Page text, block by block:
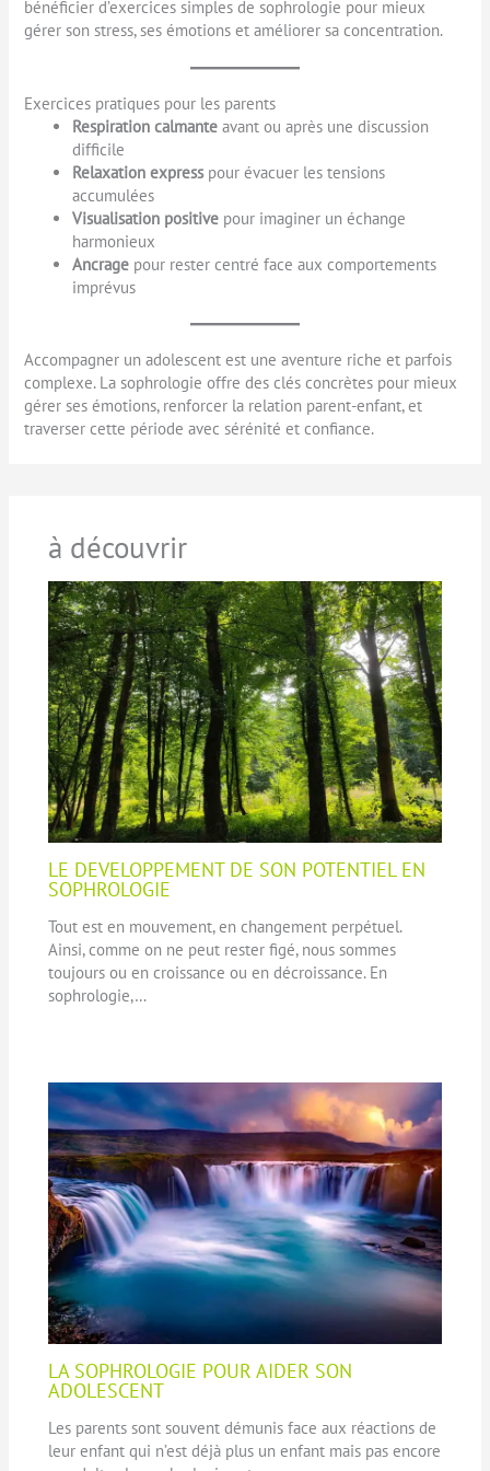
bénéficier d’exercices simples de sophrologie pour mieux
gérer son stress, ses émotions et améliorer sa concentration.
Exercices pratiques pour les parents
Respiration calmante avant ou après une discussion
difficile
Relaxation expresspour évacuer les tensions
accumulées
Visualisation positive pour imaginer un échange
harmonieux
Ancrage pour rester centré face aux comportements
imprévus
Accompagner un adolescent est une aventure riche et parfois
complexe. La sophrologie offre des clés concrètes pour mieux
gérer ses émotions, renforcer la relation parent-enfant, et
traverser cette période avec sérénité et confiance.
à découvrir
LE DEVELOPPEMENT DE SON POTENTIEL EN
SOPHROLOGIE
Tout est en mouvement, en changement perpétuel.
Ainsi, comme on ne peut rester figé, nous sommes
toujours ou en croissance ou en décroissance. En
sophrologie,…
LA SOPHROLOGIE POUR AIDER SON
ADOLESCENT
Les parents sont souvent démunis face aux réactions de
leur enfant qui n’est déjà plus un enfant mais pas encore